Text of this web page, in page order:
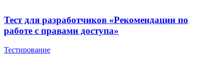
Тест для разработчиков «Рекомендации по
работе с правами доступа»
Тестирование